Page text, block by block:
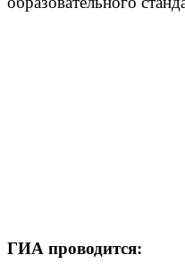
ГИА проводится: